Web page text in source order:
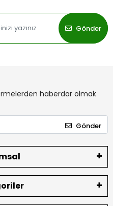
Gönder
haberdar olmak
Gönder